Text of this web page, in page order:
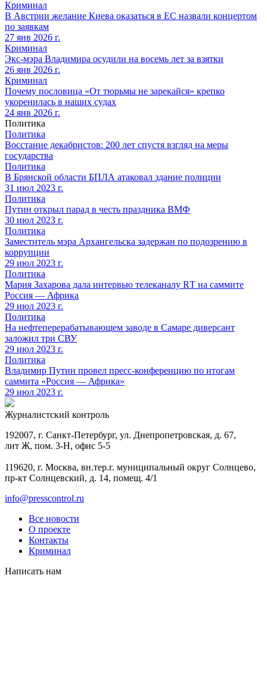
Криминал
В Австрии желание Киева оказаться в ЕС назвали концертом
по заявкам
27 янв 2026 г.
Криминал
Экс-мэра Владимира осудили на восемь лет за взятки
26 янв 2026 г.
Криминал
Почему пословица «От тюрьмы не зарекайся» крепко
укоренилась в наших судах
24 янв 2026 г.
Политика
Политика
Восстание декабристов: 200 лет спустя взгляд на меры
государства
Политика
В Брянской области БПЛА атаковал здание полиции
31 июл 2023 г.
Политика
Путин открыл парад в честь праздника ВМФ
30 июл 2023 г.
Политика
Заместитель мэра Архангельска задержан по подозрению в
коррупции
29 июл 2023 г.
Политика
Мария Захарова дала интервью телеканалу RТ на саммите
Россия — Африка
29 июл 2023 г.
Политика
На нефтеперерабатывающем заводе в Самаре диверсант
заложил три СВУ
29 июл 2023 г.
Политика
Владимир Путин провел пресс-конференцию по итогам
саммита «Россия — Африка»
29 июл 2023 г.
Журналистский контроль
192007, г. Санкт-Петербург, ул. Днепропетровская, д. 67,
лит Ж, пом. 3-Н, офис 5-5
119620, г. Москва, вн.тер.г. муниципальный округ Солнцево,
пр-кт Солнцевский, д. 14, помещ. 4/1
info@presscontrol.ru
Все новости
О проекте
Контакты
Криминал
Написать нам